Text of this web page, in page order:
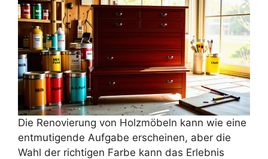
Die Renovierung von Holzmöbeln kann wie eine
entmutigende Aufgabe erscheinen, aber die
Wahl der richtigen Farbe kann das Erlebnis